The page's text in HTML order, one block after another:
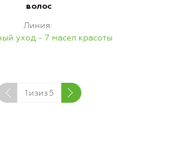
волос
Линия
уход - 7 масел красоты
1 изиз 5